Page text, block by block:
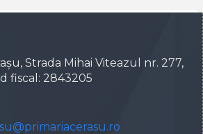
Strada Mihai Viteazul nr. 277,
fiscal: 2843205